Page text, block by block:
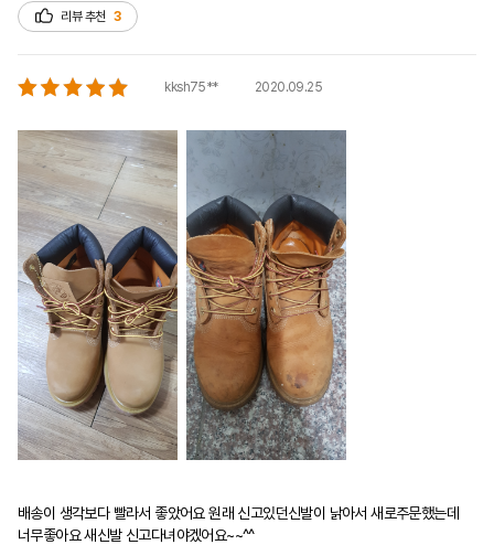
리뷰 추천 3
kksh75** 2020.09.25
배송이 생각보다 빨라서 좋았어요 원래 신고있던신발이 낡아서 새로주문했는데
너무좋아요 새신발 신고다녀야겠어요~~^^